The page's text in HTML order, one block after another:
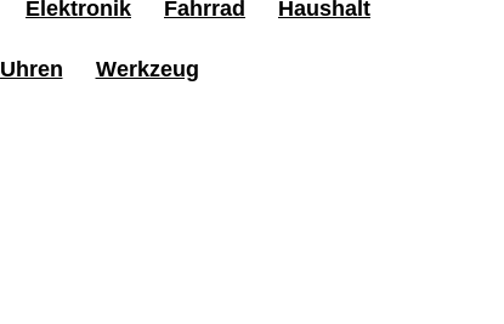
Elektronik Fahrrad Haushalt
Uhren Werkzeug